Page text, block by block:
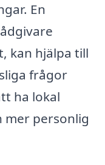
En
kan hjälpa till
frågor
ha lokal
mer personlig